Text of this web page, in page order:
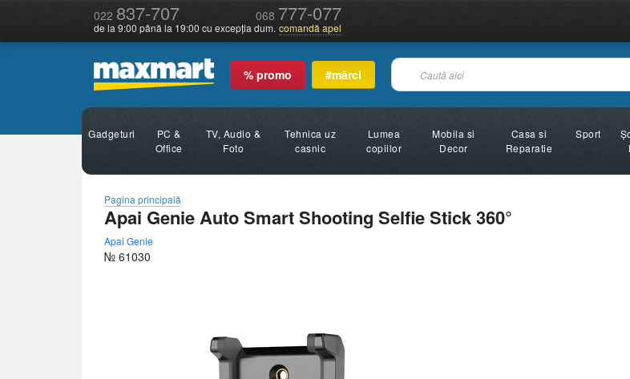
022 837-707 068 777-077
de la 9:00 până la 19:00 cu excepția dum. comandă apel
% promo #mărci
Gadgeturi
PC &
Office
TV, Audio &
Foto
Tehnica uz
casnic
Lumea
copiilor
Mobila si
Decor
Casa si
Reparatie
Sport
Pagina principală
Apai Genie Auto Smart Shooting Selfie Stick 360°
Apai Genie
№ 61030